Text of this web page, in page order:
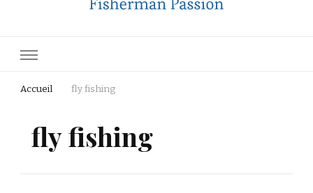
Accueil fly fishing
fly fishing